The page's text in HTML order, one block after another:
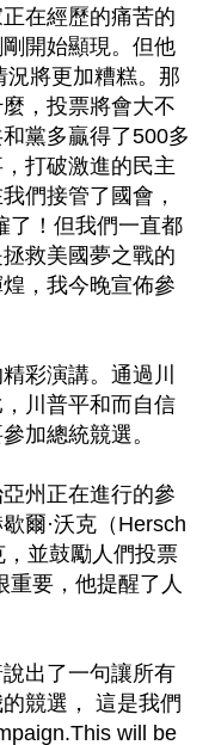
在經歷的痛苦的
開始顯現。但他
將更加糟糕。那
，投票將會大不
黨多贏得了500多
打破激進的民主
們接管了國會，
了！但我們一直都
救美國夢之戰的
，我今晚宣佈參
彩演講。通過川
川普平和而自信
加總統競選。
州正在進行的參
爾·沃克（Hersch
並鼓勵人們投票
重要，他提醒了人
出了一句讓所有
競選， 這是我們
will be